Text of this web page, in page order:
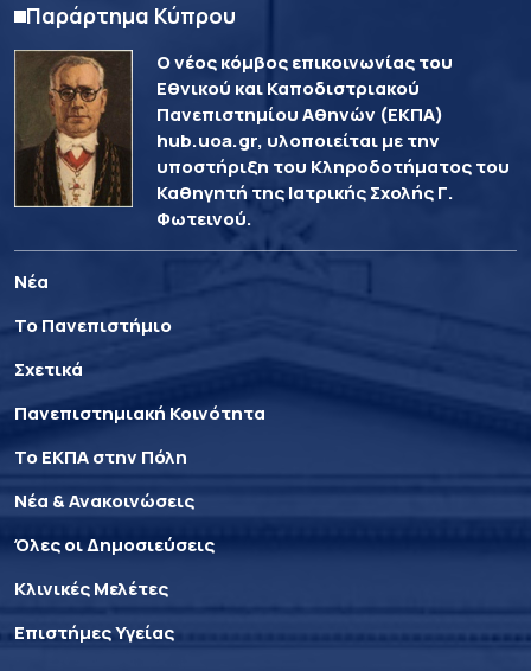
Παράρτημα Κύπρου
Ο νέος κόμβος επικοινωνίας του
Εθνικού και Καποδιστριακού
Πανεπιστημίου Αθηνών (ΕΚΠΑ)
hub.uoa.gr, υλοποιείται με την
υποστήριξη του Κληροδοτήματος του
Καθηγητή της Ιατρικής Σχολής Γ.
Φωτεινού.
Νέα
Το Πανεπιστήμιο
Σχετικά
Πανεπιστημιακή Κοινότητα
Το ΕΚΠΑ στην Πόλη
Νέα & Ανακοινώσεις
Όλες οι Δημοσιεύσεις
Κλινικές Μελέτες
Επιστήμες Υγείας